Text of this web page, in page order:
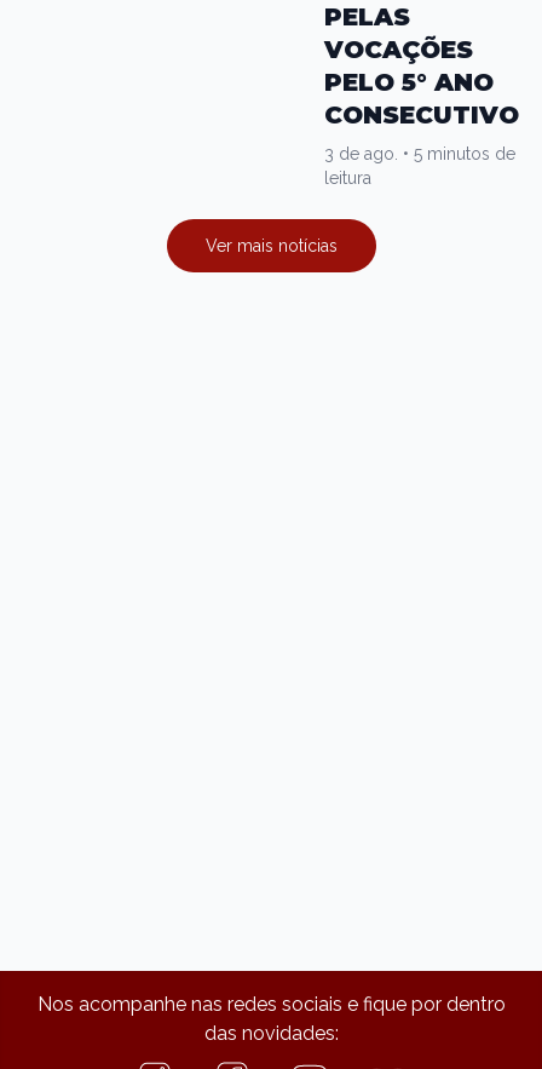
PELAS
VOCAÇÕES
PELO 5° ANO
CONSECUTIVO
3 de ago. • 5 minutos de
leitura
Ver mais notícias
Nos acompanhe nas redes sociais e fique por dentro
das novidades: